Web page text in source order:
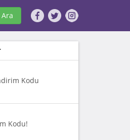
Ara
Kodu
Kodu!